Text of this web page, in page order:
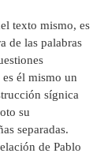
texto mismo, es
de las palabras
él mismo un
sígnica
su
separadas.
de Pablo